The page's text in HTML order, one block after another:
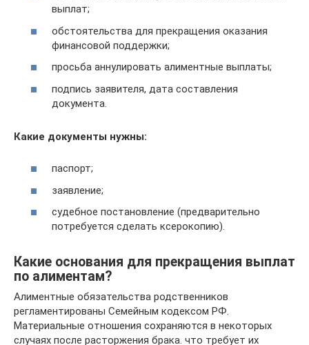
выплат;
обстоятельства для прекращения оказания
финансовой поддержки;
просьба аннулировать алиментные выплаты;
подпись заявителя, дата составления
документа.
Какие документы нужны:
паспорт;
заявление;
судебное постановление (предварительно
потребуется сделать ксерокопию).
Какие основания для прекращения выплат
по алиментам?
Алиментные обязательства родственников
регламентированы Семейным кодексом РФ.
Материальные отношения сохраняются в некоторых
случаях после расторжения брака. что требует их